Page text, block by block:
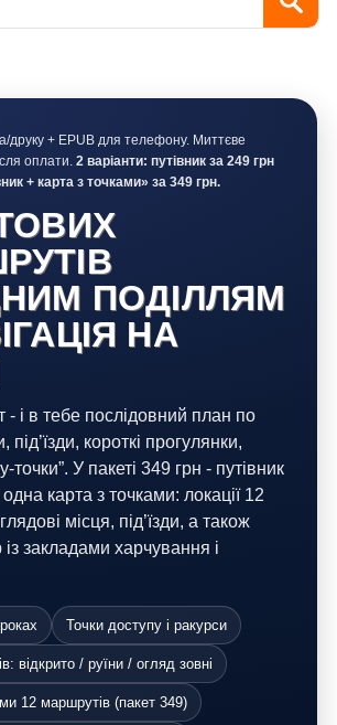
друку + EPUB для телефону. Миттєве
оплати. 2 варіанти: путівник за 249 грн
+ карта з точками» за 349 грн.
ПОДІЛЛЯМ
НА
- і в тебе послідовний план по
під’їзди, короткі прогулянки,
точки”. У пакеті 349 грн - путівник
карта з точками: локації 12
місця, під’їзди, а також
закладами харчування і
Точки доступу і ракурси
відкрито / руїни / огляд зовні
12 маршрутів (пакет 349)